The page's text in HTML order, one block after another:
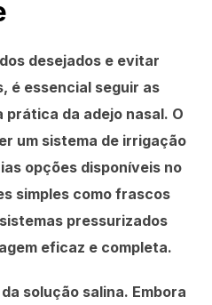
desejados e evitar
é essencial seguir as
da adejo nasal. O
um sistema de irrigação
opções disponíveis no
simples como frascos
pressurizados
eficaz e completa.
solução salina. Embora